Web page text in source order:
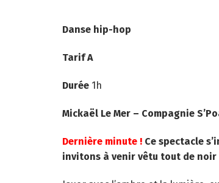
Danse hip-hop
Tarif A
Durée 1h
Mickaël Le Mer – Compagnie
Dernière minute ! Ce spectacle
invitons à venir vêtu tout de noir